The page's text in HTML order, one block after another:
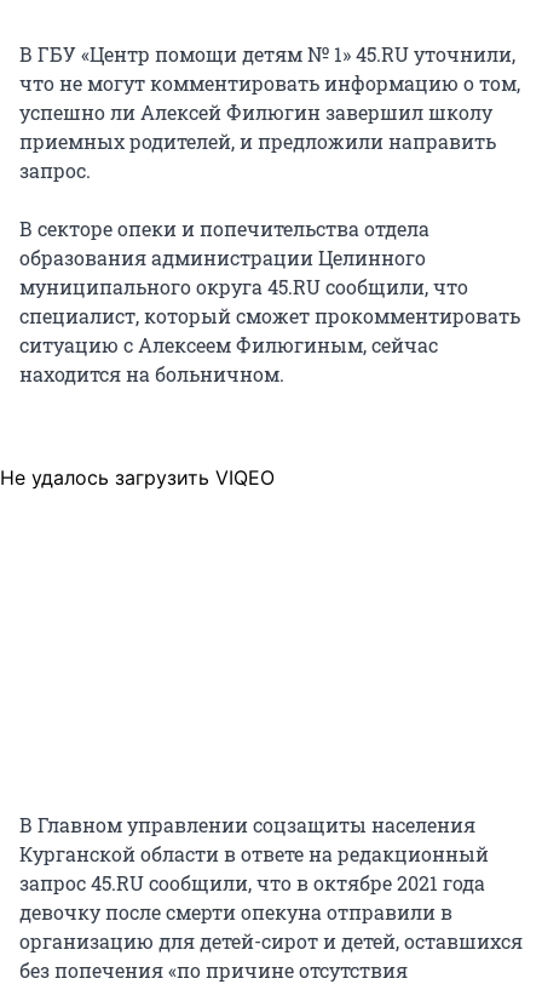
В ГБУ «Центр помощи детям № 1» 45.RU уточнили,
что не могут комментировать информацию о том,
успешно ли Алексей Филюгин завершил школу
приемных родителей, и предложили направить
запрос.
В секторе опеки и попечительства отдела
образования администрации Целинного
муниципального округа 45.RU сообщили, что
специалист, который сможет прокомментировать
ситуацию с Алексеем Филюгиным, сейчас
находится на больничном.
Не удалось загрузить VIQEO
В Главном управлении соцзащиты населения
Курганской области в ответе на редакционный
запрос 45.RU сообщили, что в октябре 2021 года
девочку после смерти опекуна отправили в
организацию для детей-сирот и детей, оставшихся
без попечения «по причине отсутствия